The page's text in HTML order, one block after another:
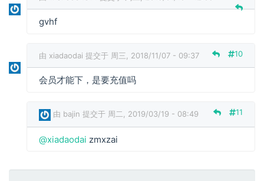
gvhf
由 xiadaodai 提交于 周三, 2018/11/07 - 09:37 10
会员才能下，是要充值吗
d
由 bajin 提交于 周二, 2019/03/19 - 08:49 11
@xiadaodai zmxzai